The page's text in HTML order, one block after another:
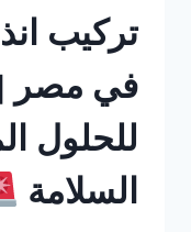
في مصر |
للحلول
السلامة